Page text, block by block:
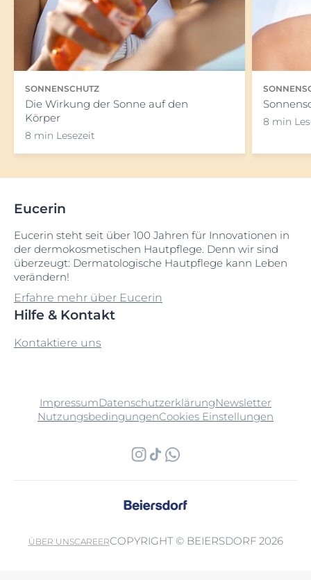
SONNENSCHUTZ
Die Wirkung der Sonne auf den
Körper
8 min Lesezeit
8 min
Eucerin
Eucerin steht seit über 100 Jahren für Innovationen in
der dermokosmetischen Hautpflege. Denn wir sind
überzeugt: Dermatologische Hautpflege kann Leben
verändern!
Erfahre mehr über Eucerin
Hilfe & Kontakt
Kontaktiere uns
ImpressumDatenschutzerklärungNewsletter
NutzungsbedingungenCookies Einstellungen
ÜBER UNSCAREERCOPYRIGHT © BEIERSDORF 2026